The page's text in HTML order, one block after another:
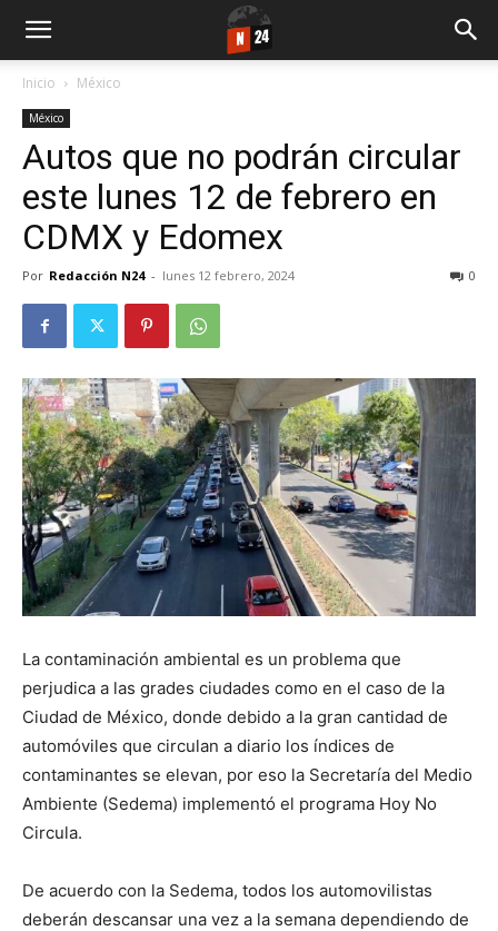
Inicio México
México
Autos que no podrán circular
este lunes 12 de febrero en
CDMX y Edomex
Por Redacción N24 - lunes 12 febrero, 2024 0
La contaminación ambiental es un problema que
perjudica a las grades ciudades como en el caso de la
Ciudad de México, donde debido a la gran cantidad de
automóviles que circulan a diario los índices de
contaminantes se elevan, por eso la Secretaría del Medio
Ambiente (Sedema) implementó el programa Hoy No
Circula.
De acuerdo con la Sedema, todos los automovilistas
deberán descansar una vez a la semana dependiendo de